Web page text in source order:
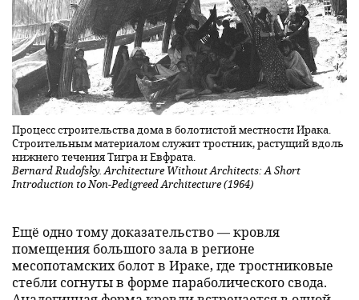
Процесс строительства дома в болотистой местности Ирака.
Строительным материалом служит тростник, растущий вдоль
нижнего течения Тигра и Евфрата.
Bernard Rudofsky. Architecture Without Architects: A Short
Introduction to Non-Pedigreed Architecture (1964)
Ещё одно тому доказательство — кровля
помещения большого зала в регионе
месопотамских болот в Ираке, где тростниковые
стебли согнуты в форме параболического свода.